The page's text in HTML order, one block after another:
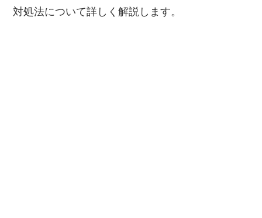
対処法について詳しく解説します。